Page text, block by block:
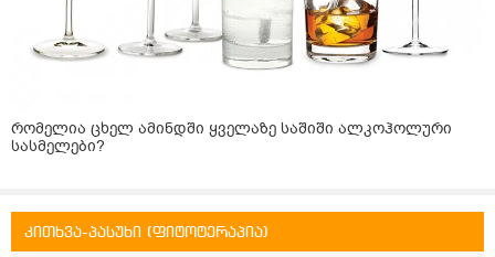
რომელია ცხელ ამინდში ყველაზე საშიში ალკოჰოლური
სასმელები?
კითხვა-პასუხი (ფიტოტერაპია)